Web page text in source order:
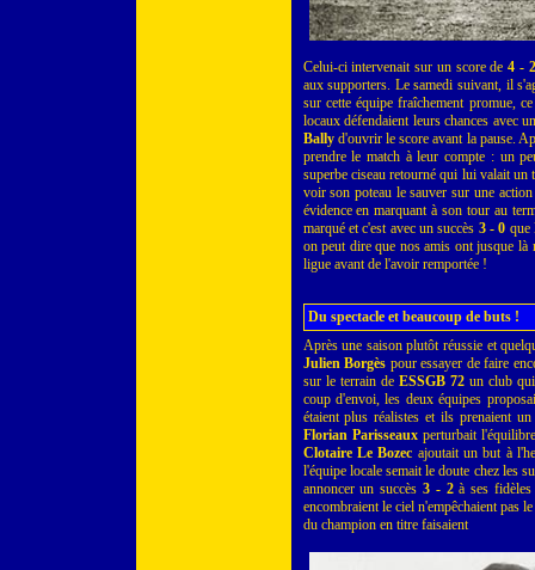
Celui-ci intervenait sur un score de4 - 2
aux supporters. Le samedi suivant, il
sur cette équipe fraîchement promue,
locaux défendaient leurs chances avec
Ballyd'ouvrir le score avant la pause.
prendre le match à leur compte : un
superbe ciseau retourné qui lui valait
voir son poteau le sauver sur une
évidence en marquant à son tour au
marqué et c'est avec un succès 3 - 0
on peut dire que nos amis ont jusque là
ligue avant de l'avoir remportée !
Du spectacle et beaucoup de buts !
Après une saison plutôt réussie et
Julien Borgès pour essayer de faire
sur le terrain de ESSGB 72un club qui
coup d'envoi, les deux équipes
étaient plus réalistes et ils prenaient
Florian Parisseauxperturbait
Clotaire Le Bozec ajoutait un but à
l'équipe locale semait le doute chez les
annoncer un succès 3 - 2à ses
encombraient le ciel n'empêchaient pas
du champion en titre faisaient